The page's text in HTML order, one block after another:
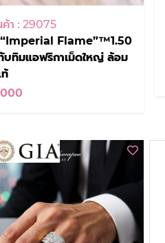
า : 29075
Flame”™1.50
บทิมแอฟริกาเม็ดใหญ่ ล้อม